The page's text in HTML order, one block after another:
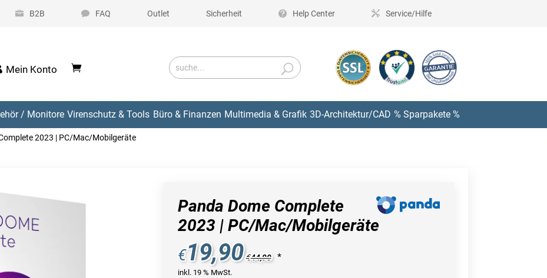
B2B FAQ Outlet Sicherheit Help Center Service/Hilfe
Mein Konto
/ Monitore Virenschutz & Tools Büro & Finanzen Multimedia & Grafik 3D-Architektur/CAD % Sparpakete %
2023 | PC/Mac/Mobilgeräte
Panda Dome Complete
2023 | PC/Mac/Mobilgeräte
€19,90 €44,90 *
inkl. 19 % MwSt.